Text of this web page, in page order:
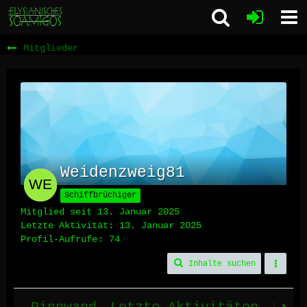
Mitglieder
Weidenzweig81
Schiffbrüchiger
Mitglied seit 13. Januar 2025
Letzte Aktivität: 13. Januar 2025
Profil-Aufrufe
74
Inhalte suchen